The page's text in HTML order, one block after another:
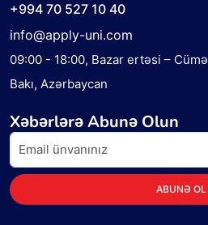
+994 70 527 10 40
info@apply-uni.com
09:00 - 18:00, Bazar ertəsi – Cümə
Bakı, Azərbaycan
Xəbərlərə Abunə Olun
ABUNƏ OL